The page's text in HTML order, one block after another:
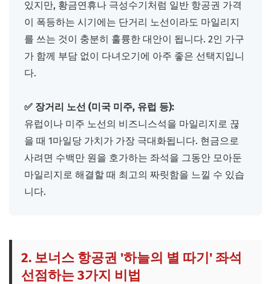
있지만, 황금연휴나 극성수기처럼 일반 항공권 가격
이 폭등하는 시기에는 단거리 노선이라도 마일리지
를 쓰는 것이 충분히 훌륭한 대안이 됩니다. 2인 가구
가 함께 부담 없이 다녀오기에 아주 좋은 선택지입니
다.
✅ 장거리 노선 (미국 미주, 유럽 등):
유럽이나 미주 노선의 비즈니스석을 마일리지로 끊
을 때 1마일당 가치가 가장 극대화됩니다. 현금으로
사려면 수백만 원을 호가하는 좌석을 그동안 모아둔
마일리지로 해결할 때 최고의 짜릿함을 느낄 수 있습
니다.
2. 보너스 항공권 '하늘의 별 따기' 좌석
선점하는 3가지 비법